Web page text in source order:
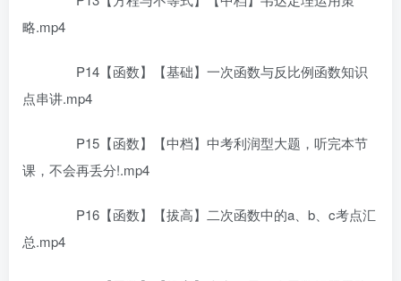
略.mp4
P14【函数】【基础】一次函数与反比例函数知识
点串讲.mp4
P15【函数】【中档】中考利润型大题，听完本节
课，不会再丢分!.mp4
P16【函数】【拔高】二次函数中的a、b、c考点汇
总.mp4